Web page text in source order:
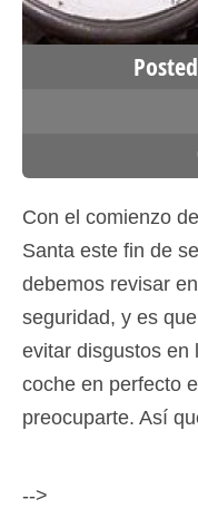
Con el comienzo
Santa este fin de
debemos revisar
seguridad, y es
evitar disgustos en
coche en perfecto
preocuparte. Así
-->